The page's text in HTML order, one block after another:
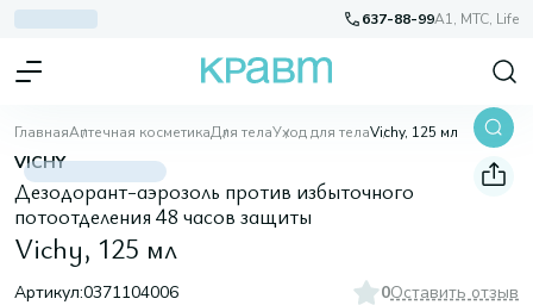
637-88-99A1, МТС, Life
ГлавнаяАптечная косметикаДля телаУход для телаVichy, 125 мл
VICHY
Дезодорант-аэрозоль против избыточного
потоотделения 48 часов защиты
Vichy, 125 мл
Артикул:0371104006 0Оставить отзыв